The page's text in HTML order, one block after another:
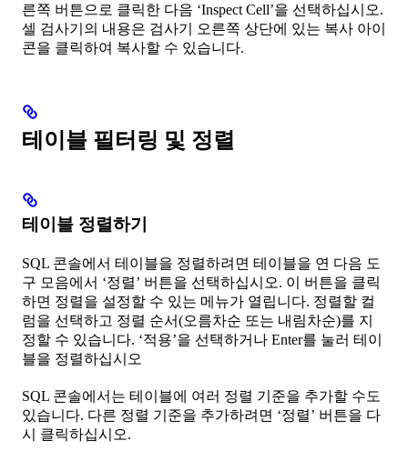
른쪽 버튼으로 클릭한 다음 ‘Inspect Cell’을 선택하십시오.
셀 검사기의 내용은 검사기 오른쪽 상단에 있는 복사 아이
콘을 클릭하여 복사할 수 있습니다.
테이블 필터링 및 정렬
테이블 정렬하기
SQL 콘솔에서 테이블을 정렬하려면 테이블을 연 다음 도
구 모음에서 ‘정렬’ 버튼을 선택하십시오. 이 버튼을 클릭
하면 정렬을 설정할 수 있는 메뉴가 열립니다. 정렬할 컬
럼을 선택하고 정렬 순서(오름차순 또는 내림차순)를 지
정할 수 있습니다. ‘적용’을 선택하거나 Enter를 눌러 테이
블을 정렬하십시오
SQL 콘솔에서는 테이블에 여러 정렬 기준을 추가할 수도
있습니다. 다른 정렬 기준을 추가하려면 ‘정렬’ 버튼을 다
시 클릭하십시오.